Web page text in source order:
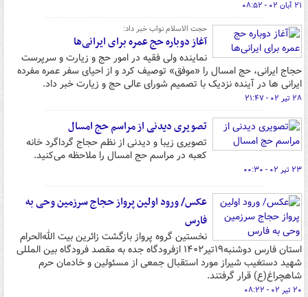
۲۱ آبان ۰۲ - ۰۸:۵۲
حجت الاسلام نواب خبر داد:
آغاز دوباره حج عمره برای ایرانی‌ها
نماینده ولی فقیه در امور حج و زیارت و سرپرست
حجاج ایرانی، حج امسال را «موفق» توصیف کرد و از احیای سفر عمره مفرده
ایرانی ها در آینده نزدیک با تصمیم شورای عالی حج و زیارت خبر داد.
۲۸ تیر ۰۲ - ۲۱:۴۷
تصویری دیدنی از مراسم حج امسال
تصویری زیبا و دیدنی از نظم حجاج گرداگرد خانه
کعبه در مراسم حج امسال را ملاحظه می‌کنید.
۲۳ تیر ۰۲ - ۰۰:۳۰
عکس/ ورود اولین پرواز حجاج سرزمین وحی به
فارس
نخستین گروه پرواز بازگشت زائرین بیت الله‌الحرام
استان فارس‌ دوشنبه۱۹تیر۱۴۰۲ ازفرودگاه جده به مقصد فرودگاه بین المللی
شهید دستغیب شیراز مورد استقبال جمعی از مسئولین و خادمان حرم
شاهچراغ(ع) قرار گرفتند.
۲۰ تیر ۰۲ - ۰۸:۲۲